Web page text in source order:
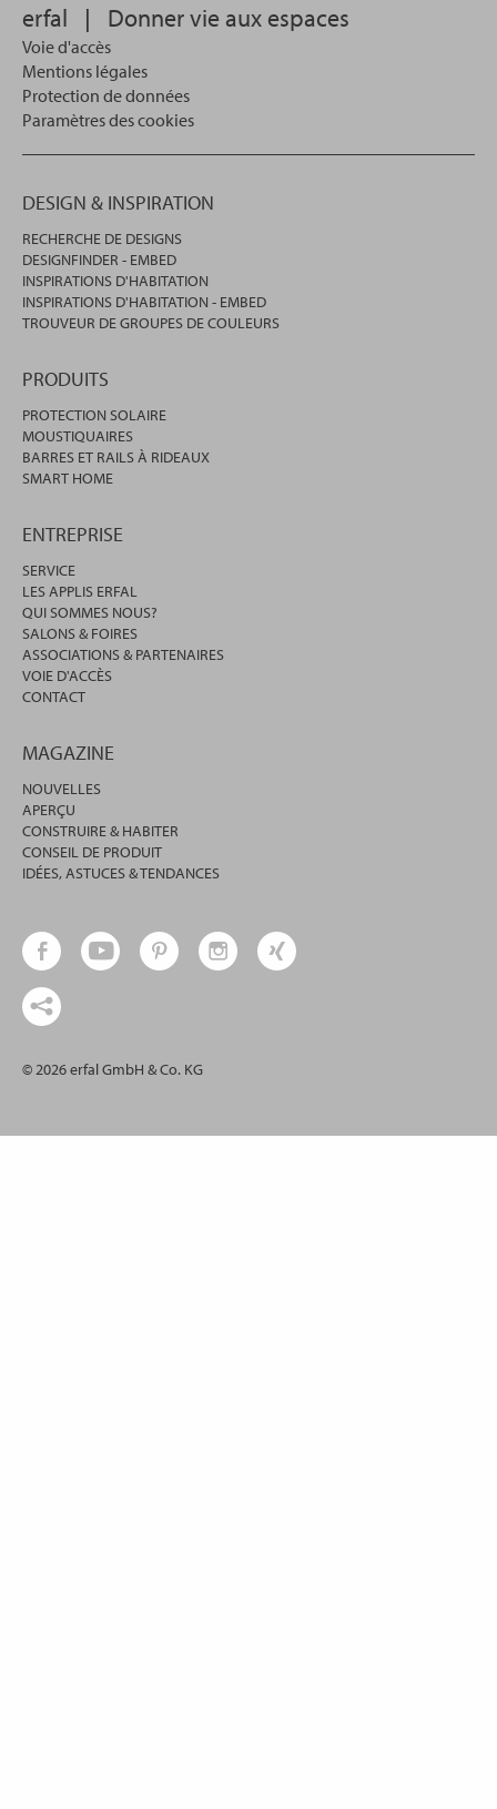
recherche.
erfal | Donner vie aux espaces
Voie d'accès
Mentions légales
Protection de données
Paramètres des cookies
DESIGN & INSPIRATION
RECHERCHE DE DESIGNS
DESIGNFINDER - EMBED
INSPIRATIONS D'HABITATION
INSPIRATIONS D'HABITATION - EMBED
TROUVEUR DE GROUPES DE COULEURS
PRODUITS
PROTECTION SOLAIRE
MOUSTIQUAIRES
BARRES ET RAILS À RIDEAUX
SMART HOME
ENTREPRISE
SERVICE
LES APPLIS ERFAL
QUI SOMMES NOUS?
SALONS & FOIRES
ASSOCIATIONS & PARTENAIRES
VOIE D'ACCÈS
CONTACT
MAGAZINE
NOUVELLES
APERÇU
CONSTRUIRE & HABITER
CONSEIL DE PRODUIT
IDÉES, ASTUCES & TENDANCES
© 2026 erfal GmbH & Co. KG